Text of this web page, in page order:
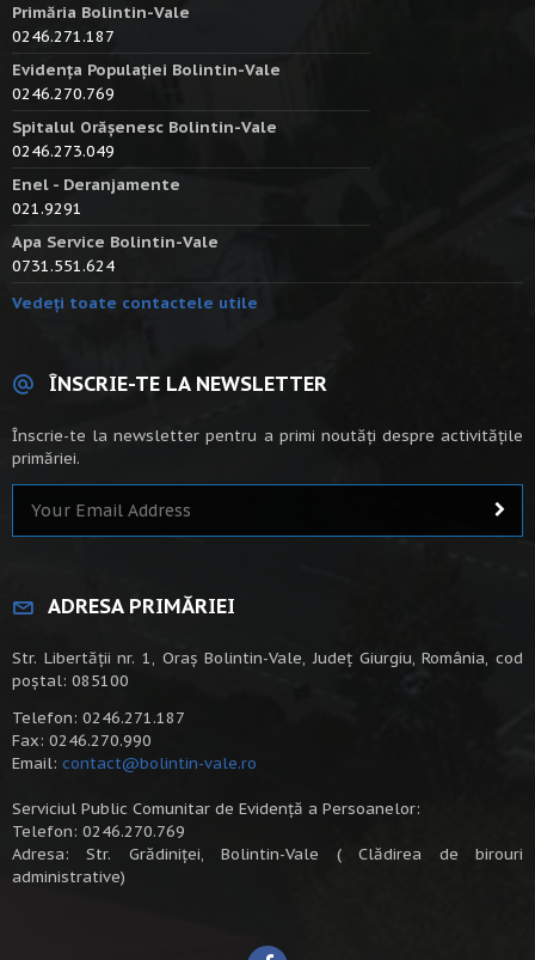
Primăria Bolintin-Vale
0246.271.187
Evidența Populației Bolintin-Vale
0246.270.769
Spitalul Orășenesc Bolintin-Vale
0246.273.049
Enel - Deranjamente
021.9291
Apa Service Bolintin-Vale
0731.551.624
Vedeți toate contactele utile
ÎNSCRIE-TE LA NEWSLETTER
Înscrie-te la newsletter pentru a primi noutăți despre activitățile
primăriei.
ADRESA PRIMĂRIEI
Str. Libertății nr. 1, Oraș Bolintin-Vale, Județ Giurgiu, România, cod
poștal: 085100
Telefon: 0246.271.187
Fax: 0246.270.990
Email: contact@bolintin-vale.ro
Serviciul Public Comunitar de Evidență a Persoanelor:
Telefon: 0246.270.769
Adresa: Str. Grădiniței, Bolintin-Vale ( Clădirea de birouri
administrative)